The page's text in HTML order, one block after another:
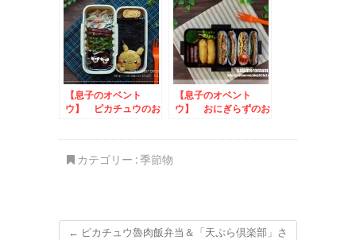
【息子のオベント
ウ】 ピカチュウのお
【息子のオベント
ウ】 おにぎらずのお
カテゴリー :季節物
← ピカチュウ魯肉飯弁当＆「天ぷら倶楽部」さ